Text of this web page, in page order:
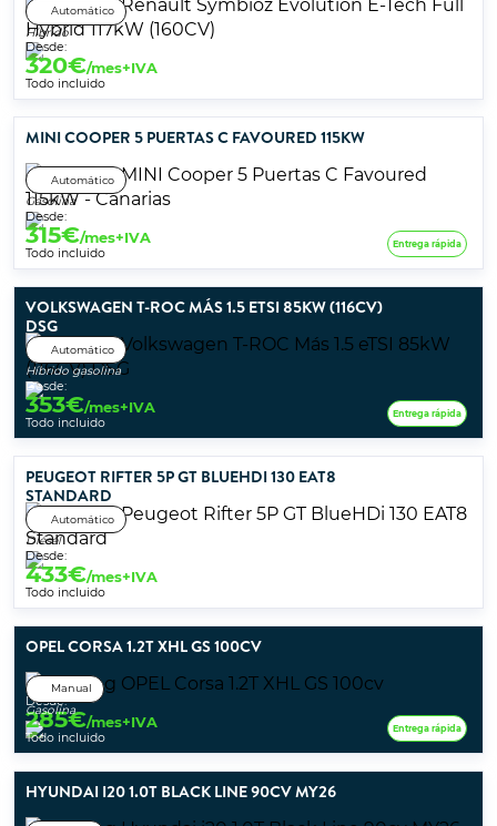
Automático
Híbrido
Desde:
320€/mes+IVA
Todo incluido
MINI COOPER 5 PUERTAS C FAVOURED 115KW
Automático
Gasolina
Desde:
315€/mes+IVA
Todo incluido
Entrega rápida
VOLKSWAGEN T-ROC MÁS 1.5 ETSI 85KW (116CV)
DSG
Automático
Híbrido gasolina
Desde:
353€/mes+IVA
Todo incluido
Entrega rápida
PEUGEOT RIFTER 5P GT BLUEHDI 130 EAT8
STANDARD
Automático
Diésel
Desde:
433€/mes+IVA
Todo incluido
OPEL CORSA 1.2T XHL GS 100CV
Manual
Gasolina
Desde:
285€/mes+IVA
Todo incluido
Entrega rápida
HYUNDAI I20 1.0T BLACK LINE 90CV MY26